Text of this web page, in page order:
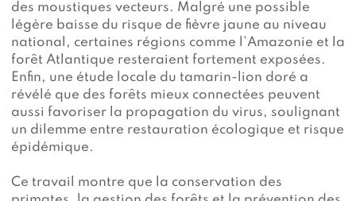
des moustiques vecteurs. Malgré une possible
légère baisse du risque de fièvre jaune au niveau
national, certaines régions comme l’Amazonie et la
forêt Atlantique resteraient fortement exposées.
Enfin, une étude locale du tamarin-lion doré a
révélé que des forêts mieux connectées peuvent
aussi favoriser la propagation du virus, soulignant
un dilemme entre restauration écologique et risque
épidémique.
Ce travail montre que la conservation des